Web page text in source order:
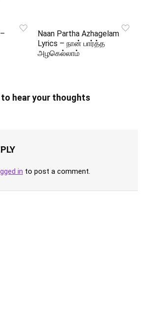
Naan Partha Azhagelam
Lyrics – நான் பார்த்த
அழகெல்லாம்
to hear your thoughts
in to post a comment.